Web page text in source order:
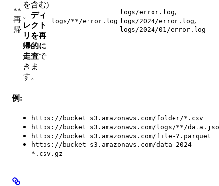
**
再
帰
を含む)
。 ディ
レクト
リを再
帰的に
走査で
きま
す。
logs/**/error.log
logs/error.log,
logs/2024/error.log,
logs/2024/01/error.log
例:
https://bucket.s3.amazonaws.com/folder/*.csv
https://bucket.s3.amazonaws.com/logs/**/
https://bucket.s3.amazonaws.com/file-?.parquet
https://bucket.s3.amazonaws.com/data-2024-
*.csv.gz